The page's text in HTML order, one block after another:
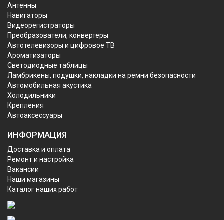
Антенны
Навигаторы
Видеорегистраторы
Преобразователи, конвертеры
Автотелевизоры и цифровое ТВ
Ароматизаторы
Светодиодные таблицы
Ламбрикены, подушки, накладки на ремни безопасности
Автомобильная акустика
Холодильники
Крепления
Автоаксессуары
ИНФОРМАЦИЯ
Доставка и оплата
Ремонт и настройка
Вакансии
Наши магазины
Каталог наших работ